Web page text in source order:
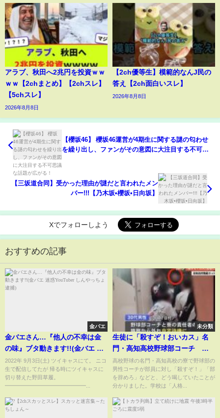
アラブ、秋田へ2兆円を投資ｗｗ
ｗｗ【2chまとめ】【2chスレ】
【5chスレ】
2026年8月8日
【2ch優等生】模範的なんJ民の
答え【2ch面白いスレ】
2026年8月8日
【櫻坂46】 櫻坂46運営が4期生に関する謎の匂わせ
を繰り出し、ファンがその意図に大注目する不可思
【三坂道合同】受かった理由が謎だと言われたメン
バー!!!【乃木坂•櫻坂•日向坂】
Xでフォローしよう
おすすめの記事
金バエ
金バエさん…『他人の不幸は金
の味』ブタ動きます!!(金バエ 迷
惑YouTuber しんやっちょ 逮捕)
2022年 9月3日(土) ツイキャスにて。 ニコ
生で配信してたが 帰る時にツイキャスに
切り替えた野田草履。
━━━━━━━━━━━━━━━...
未分類
生徒に「殺すぞ！おいカス」名
門・高知高校野球部コーチ 動
画拡散で謝罪、自宅待機へ
高校野球の名門・高知高校の寮で野球部の
男性コーチが部員に対し「殺すぞ！」「部
を辞めろ」などと、どう喝していたことが
分かりました。学校は「人格...